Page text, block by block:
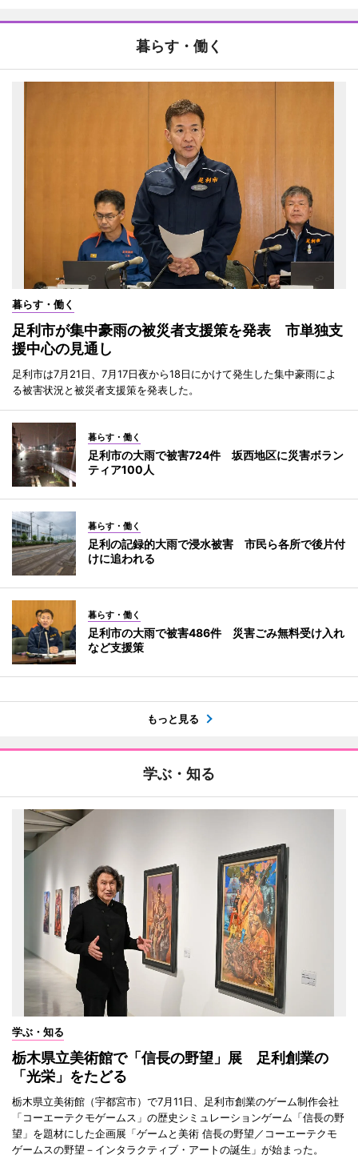
暮らす・働く
暮らす・働く
足利市が集中豪雨の被災者支援策を発表 市単独支
援中心の見通し
足利市は7月21日、7月17日夜から18日にかけて発生した集中豪雨によ
る被害状況と被災者支援策を発表した。
暮らす・働く
足利市の大雨で被害724件 坂西地区に災害ボラン
ティア100人
暮らす・働く
足利の記録的大雨で浸水被害 市民ら各所で後片付
けに追われる
暮らす・働く
足利市の大雨で被害486件 災害ごみ無料受け入れ
など支援策
もっと見る
学ぶ・知る
学ぶ・知る
栃木県立美術館で「信長の野望」展 足利創業の
「光栄」をたどる
栃木県立美術館（宇都宮市）で7月11日、足利市創業のゲーム制作会社
「コーエーテクモゲームス」の歴史シミュレーションゲーム「信長の野
望」を題材にした企画展「ゲームと美術 信長の野望／コーエーテクモ
ゲームスの野望－インタラクティブ・アートの誕生」が始まった。